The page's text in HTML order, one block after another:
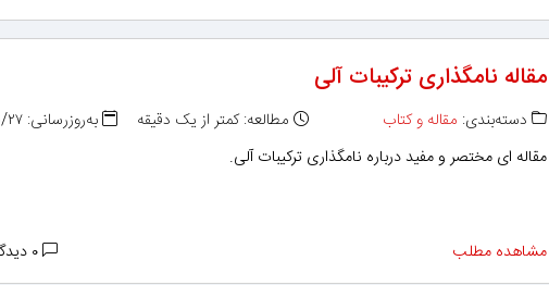
مقاله نامگذاری ترکیبات آلی
دسته‌بندی: مقاله و کتاب مطالعه: کمتر از یک دقیقه
به‌روزرسانی: ۱۳۹۴/۱۰/۲۷
مقاله ای مختصر و مفید درباره نامگذاری ترکیبات آلی.
مشاهده مطلب